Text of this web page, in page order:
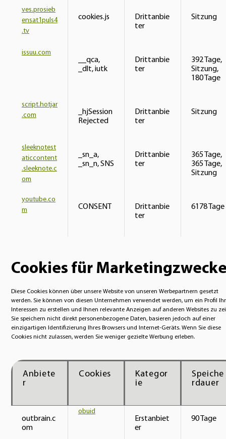
ves.prosieb
ensat1puls4
.tv
cookies.js
Drittanbie
ter
Sitzung
issuu.com
__qca,
_dlt, iutk
Drittanbie
ter
392 Tage,
Sitzung,
180 Tage
script.hotjar
.com
_hjSession
Rejected
Drittanbie
ter
Sitzung
sleeknotest
aticcontent
.sleeknote.c
om
_sn_a,
_sn_n, SNS
Drittanbie
ter
365 Tage,
365 Tage,
Sitzung
youtube.co
m
CONSENT
Drittanbie
ter
6178 Tage
Cookies für
Diese Cookies können über unsere Website von unseren Werbepartnern gesetzt
werden. Sie können von diesen Unternehmen verwendet werden, um ein Profil
Interessen zu erstellen und Ihnen relevante Anzeigen auf anderen Websites zu
Sie speichern nicht direkt personenbezogene Daten, basieren jedoch auf einer
einzigartigen Identifizierung Ihres Browsers und Internet-Geräts. Wenn Sie diese
Cookies nicht zulassen, werden Sie weniger gezielte Werbung erleben.
Anbiete
r
Cookies
Kategor
ie
Speiche
rdauer
outbrain.c
om
obuid
Erstanbiet
er
90 Tage